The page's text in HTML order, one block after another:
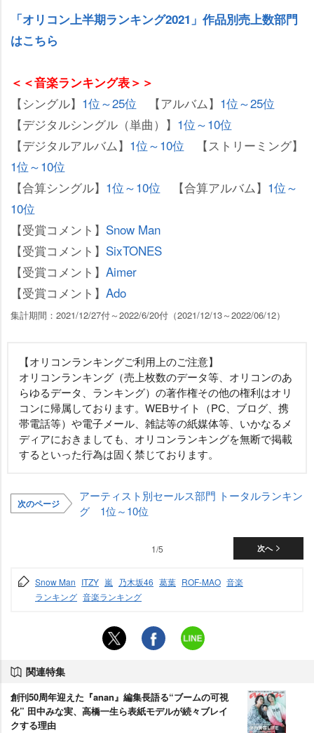
「オリコン上半期ランキング2021」作品別売上数部門
はこちら
＜＜音楽ランキング表＞＞
【シングル】 1位～25位 【アルバム】 1位～25位
【デジタルシングル（単曲）】 1位～10位
【デジタルアルバム】 1位～10位 【ストリーミング】
1位～10位
【合算シングル】 1位～10位 【合算アルバム】 1位～
10位
【受賞コメント】 Snow Man
【受賞コメント】 SixTONES
【受賞コメント】 Aimer
【受賞コメント】 Ado
集計期間：2021/12/27付～2022/6/20付（2021/12/13～2022/06/12）
【オリコンランキングご利用上のご注意】
オリコンランキング（売上枚数のデータ等、オリコンのあ
らゆるデータ、ランキング）の著作権その他の権利はオリ
コンに帰属しております。WEBサイト（PC、ブログ、携
帯電話等）や電子メール、雑誌等の紙媒体等、いかなるメ
ディアにおきましても、オリコンランキングを無断で掲載
するといった行為は固く禁じております。
次のページ
アーティスト別セールス部門 トータルランキン
グ 1位～10位
次へ
1/5
Snow Man ITZY 嵐 乃木坂46 葛葉 ROF-MAO 音楽
ランキング 音楽ランキング
関連特集
創刊50周年迎えた『anan』編集長語る“ブームの可視
化” 田中みな実、高橋一生ら表紙モデルが続々ブレイ
クする理由